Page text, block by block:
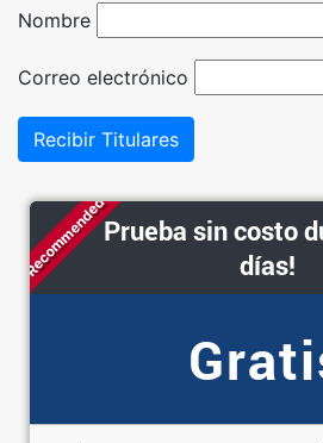
Nombre
Correo electrónico
Recibir Titulares
RecommendedPrueba sin costo
días!